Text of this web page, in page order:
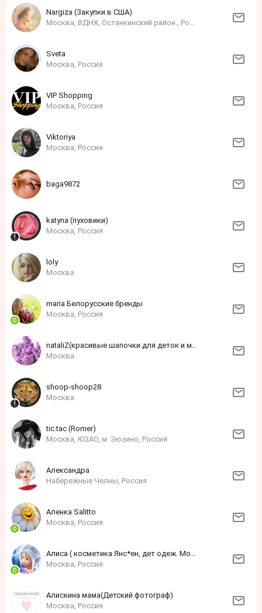
Nargiza (Закупки в США)
Москва, ВДНХ, Останкинский район., Россия
Sveta
Москва, Россия
VIP Shopping
Москва, Россия
Viktoriya
Москва, Россия
baga9872
katyna (пуховики)
Москва, Россия
loly
Москва
maria Белорусские бренды
Москва, Россия
nataliZ(красивые шапочки для деток и мам, в наличии и на заказ)
Москва
shoop-shoop28
Москва
tic.tac (Romer)
Москва, ЮЗАО, м. Зюзино, Россия
Александра
Набережные Челны, Россия
Аленка Sаlittо
Москва, Россия
Алиса ( косметика Янс*ен, дет одеж. Моне)
Москва, Россия
Алискина мама(Детский фотограф)
Москва, Россия